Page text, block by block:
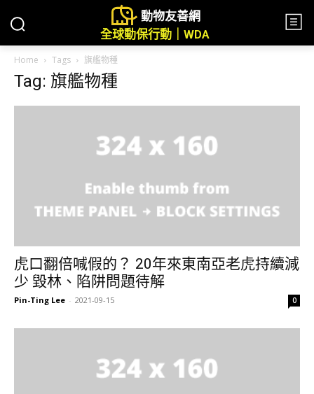
動物友善網
全球動保行動｜WDA
Home Tags 旗艦物種
Tag: 旗艦物種
虎口翻倍喊假的？ 20年來東南亞老虎持續減
少 毀林、陷阱問題待解
Pin-Ting Lee - 2021-09-15 0